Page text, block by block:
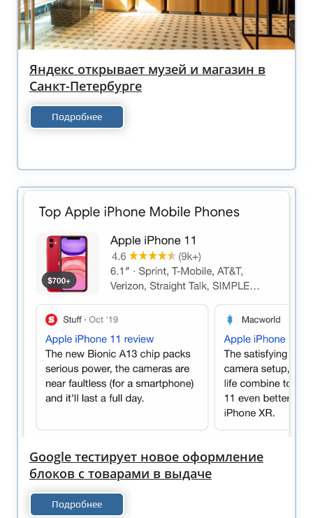
Яндекс открывает музей и магазин в
Санкт-Петербурге
Подробнее
Google тестирует новое оформление
блоков с товарами в выдаче
Подробнее